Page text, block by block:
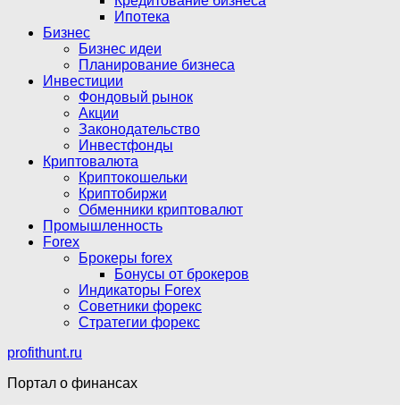
Ипотека
Бизнес
Бизнес идеи
Планирование бизнеса
Инвестиции
Фондовый рынок
Акции
Законодательство
Инвестфонды
Криптовалюта
Криптокошельки
Криптобиржи
Обменники криптовалют
Промышленность
Forex
Брокеры forex
Бонусы от брокеров
Индикаторы Forex
Советники форекс
Стратегии форекс
profithunt.ru
Портал о финансах